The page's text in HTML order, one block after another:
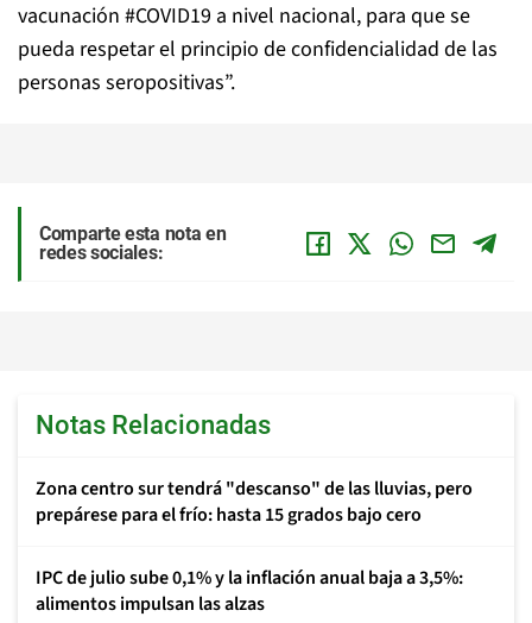
vacunación #COVID19 a nivel nacional, para que se
pueda respetar el principio de confidencialidad de las
personas seropositivas”.
Comparte esta nota en
redes sociales:
Notas Relacionadas
Zona centro sur tendrá "descanso" de las lluvias, pero
prepárese para el frío: hasta 15 grados bajo cero
IPC de julio sube 0,1% y la inflación anual baja a 3,5%:
alimentos impulsan las alzas